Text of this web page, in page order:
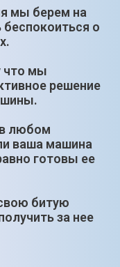
мы берем на
о
что мы
решение
любом
ваша машина
готовы ее
битую
за нее